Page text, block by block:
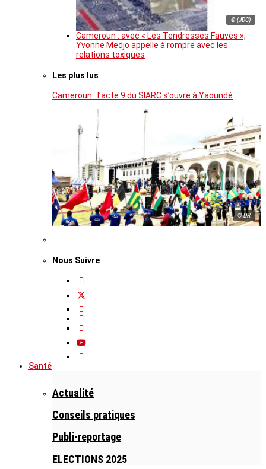
© (JDC)
Cameroun : avec « Les Tendresses Fauves »,
Yvonne Medjo appelle à rompre avec les
relations toxiques
Les plus lus
Cameroun : l’acte 9 du SIARC s’ouvre à Yaoundé
© DR
Nous Suivre
Santé
Actualité
Conseils pratiques
Publi-reportage
ELECTIONS 2025